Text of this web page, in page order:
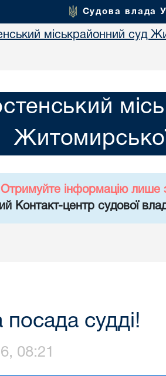
Судова влада
міськрайонний суд
Отримуйте інформацію лише
Контакт-центр судової
посада судді!
08:21